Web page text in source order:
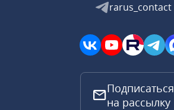
rarus_contact
Подписаться
на рассылку